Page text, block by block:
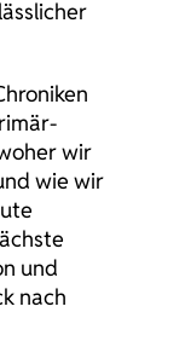
wir
wie wir
und
nach